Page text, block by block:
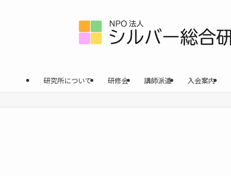
研究所について 研修会 講師派遣 入会案内